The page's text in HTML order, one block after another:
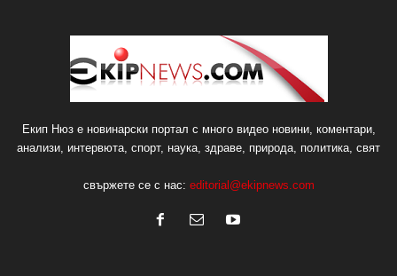
Екип Нюз е новинарски портал с много видео новини, коментари,
анализи, интервюта, спорт, наука, здраве, природа, политика, свят
свържете се с нас: editorial@ekipnews.com